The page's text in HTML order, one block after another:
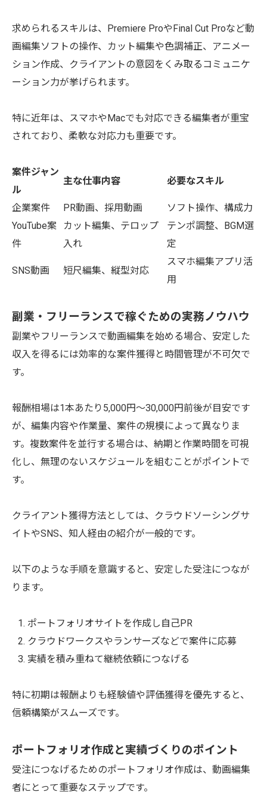
求められるスキルは、Premiere ProやFinal Cut Proなど動
画編集ソフトの操作、カット編集や色調補正、アニメー
ション作成、クライアントの意図をくみ取るコミュニケ
ーション力が挙げられます。
特に近年は、スマホやMacでも対応できる編集者が重宝
されており、柔軟な対応力も重要です。
案件ジャン
ル
主な仕事内容 必要なスキル
企業案件 PR動画、採用動画
ソフト操作、構成力
YouTube案
件
カット編集、テロップ
入れ
テンポ調整、BGM選
定
SNS動画 短尺編集、縦型対応
スマホ編集アプリ活
用
副業・フリーランスで稼ぐための実務ノウハウ
副業やフリーランスで動画編集を始める場合、安定した
収入を得るには効率的な案件獲得と時間管理が不可欠で
す。
報酬相場は1本あたり5,000円～30,000円前後が目安です
が、編集内容や作業量、案件の規模によって異なりま
す。複数案件を並行する場合は、納期と作業時間を可視
化し、無理のないスケジュールを組むことがポイントで
す。
クライアント獲得方法としては、クラウドソーシングサ
イトやSNS、知人経由の紹介が一般的です。
以下のような手順を意識すると、安定した受注につなが
ります。
ポートフォリオサイトを作成し自己PR
クラウドワークスやランサーズなどで案件に応募
実績を積み重ねて継続依頼につなげる
特に初期は報酬よりも経験値や評価獲得を優先すると、
信頼構築がスムーズです。
ポートフォリオ作成と実績づくりのポイント
受注につなげるためのポートフォリオ作成は、動画編集
者にとって重要なステップです。